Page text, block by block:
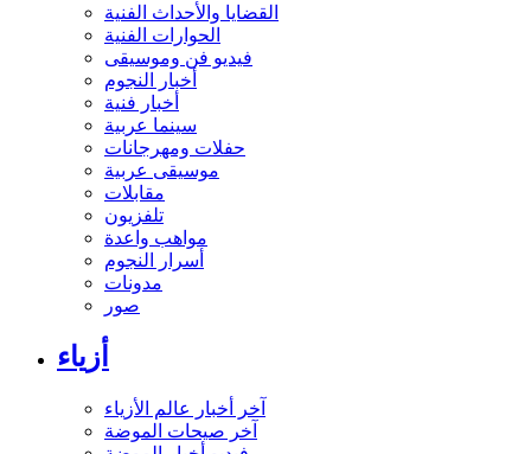
القضايا والأحداث الفنية
الحوارات الفنية
فيديو فن وموسيقى
أخبار النجوم
أخبار فنية
سينما عربية
حفلات ومهرجانات
موسيقى عربية
مقابلات
تلفزيون
مواهب واعدة
أسرار النجوم
مدونات
صور
أزياء
آخر أخبار عالم الأزياء
آخر صيحات الموضة